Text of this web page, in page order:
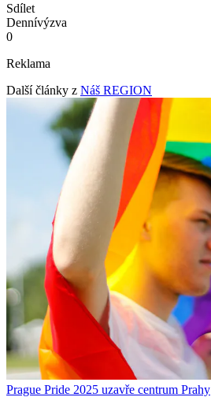
Sdílet
Dennívýzva
0
Reklama
Další články z Náš REGION
Prague Pride 2025 uzavře centrum Prahy